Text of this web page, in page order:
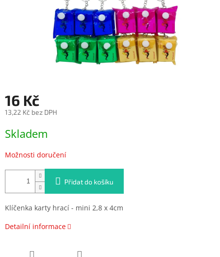
16 Kč
13,22 Kč bez DPH
cena:
Skladem
Možnosti doručení
Přidat do košíku
Klíčenka karty hrací - mini 2,8 x 4cm
Detailní informace